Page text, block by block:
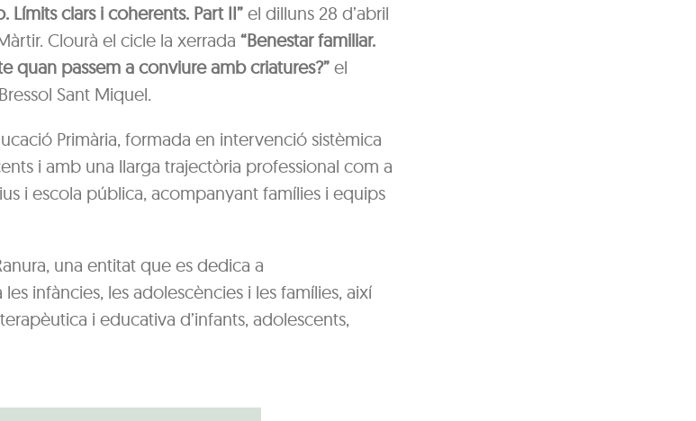
Límits clars i coherents. Part II”el dilluns 28 d’abril
Clourà el cicle la xerrada “Benestar familiar.
passem a conviure amb criatures?”el
Sant Miquel.
Primària, formada en intervenció sistèmica
i amb una llarga trajectòria professional com a
i escola pública, acompanyant famílies i equips
una entitat que es dedica a
infàncies, les adolescències i les famílies, així
i educativa d’infants, adolescents,